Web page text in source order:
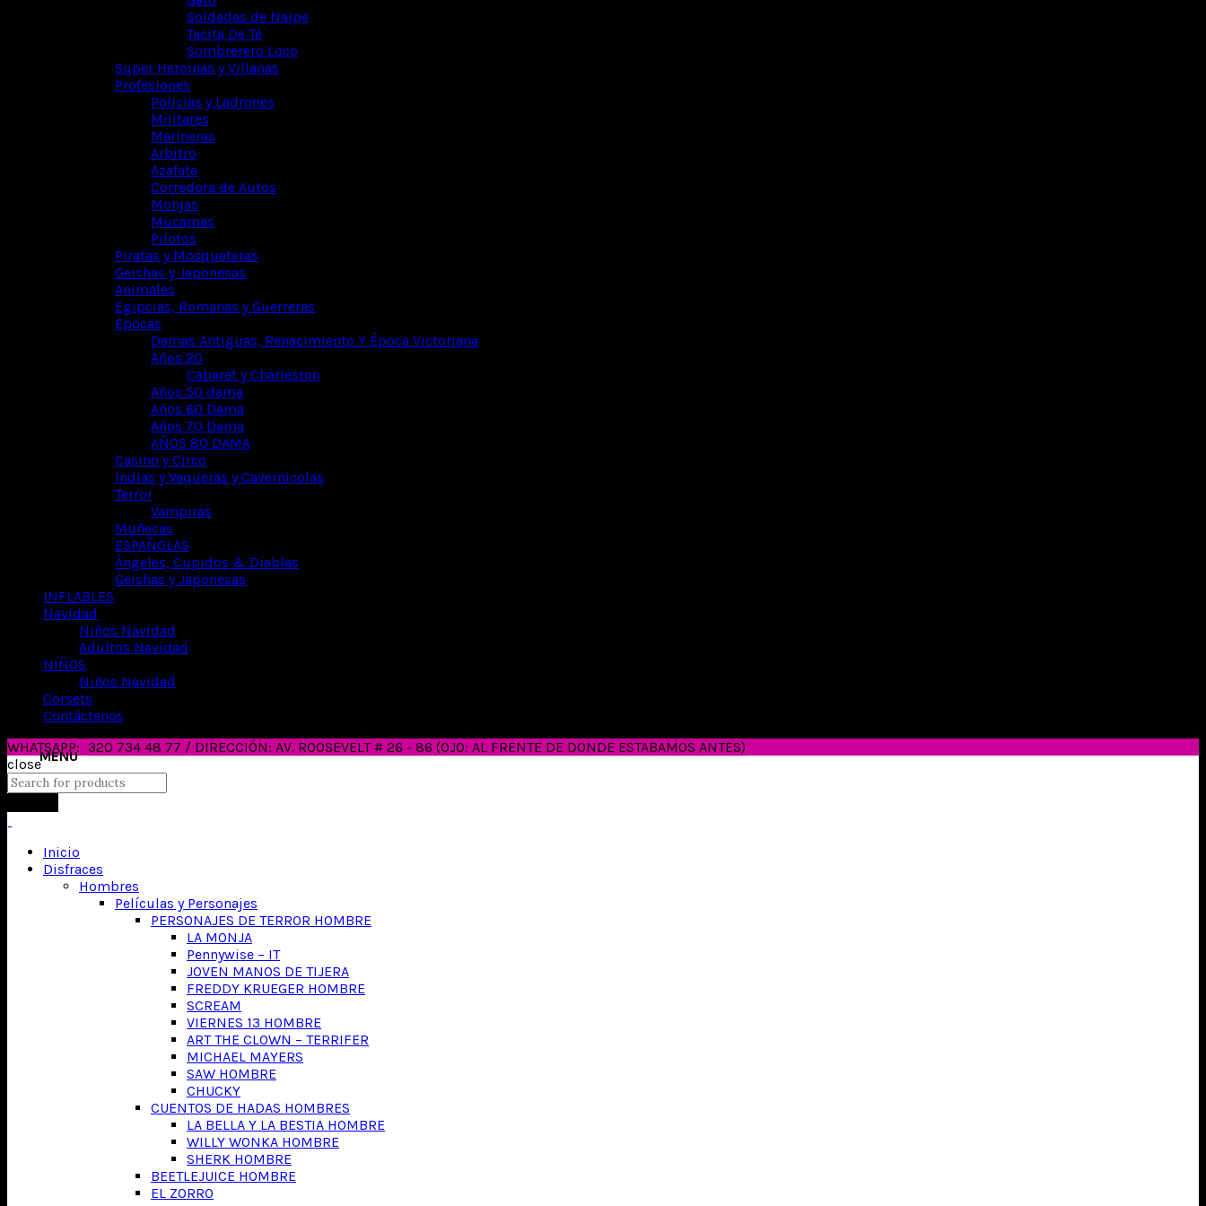
Soldadas de Naipe
Tacita De Té
Sombrerero Loco
Super Heroinas y Villanas
Profesiones
Policias y Ladrones
Militares
Marineras
Arbitro
Azafata
Corredora de Autos
Monjas
Mucamas
Pilotos
Piratas y Mosqueteras
Geishas y Japonesas
Animales
Egipcias, Romanas y Guerreras
Epocas
Damas Antiguas, Renacimiento Y Época Victoriana
Años 20
Cabaret y Charleston
Años 50 dama
Años 60 Dama
Años 70 Dama
AÑOS 80 DAMA
Casino y Circo
Indias y Vaqueras y Cavernicolas
Terror
Vampiras
Muñecas
ESPAÑOLAS
Ángeles, Cupidos & Diablas
Geishas y Japonesas
INFLABLES
Navidad
Niños Navidad
Adultos Navidad
NIÑOS
Niños Navidad
Corsets
Contáctenos
WHATSAPP: 320 734 48 77 / DIRECCIÓN: AV. ROOSEVELT # 26 - 86 (OJO: AL FRENTE DE DONDE ESTABAMOS ANTES)
close
Inicio
Disfraces
Hombres
Películas y Personajes
PERSONAJES DE TERROR HOMBRE
LA MONJA
Pennywise – IT
JOVEN MANOS DE TIJERA
FREDDY KRUEGER HOMBRE
SCREAM
VIERNES 13 HOMBRE
ART THE CLOWN – TERRIFER
MICHAEL MAYERS
SAW HOMBRE
CHUCKY
CUENTOS DE HADAS HOMBRES
LA BELLA Y LA BESTIA HOMBRE
WILLY WONKA HOMBRE
SHERK HOMBRE
BEETLEJUICE HOMBRE
EL ZORRO